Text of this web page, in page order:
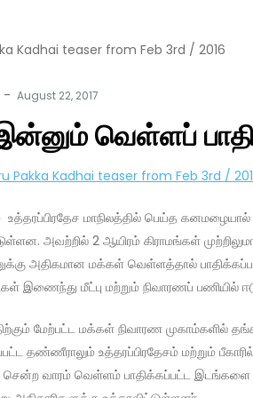
இன்னும் வெள்ளப்
மாநிலத்தில் பெய்த
அவற்றில் 2 ஆயிரம் கிராமங்கள்
அதிகமான மக்கள் வெள்ளத்தால்
இணைந்து மீட்பு மற்றும் நிவாரணப் பணியில்
மேற்பட்ட மக்கள் நிவாரண முகாம்களில்
தண்ணீராலும் உத்தரப்பிரதேசம் மற்றும்
வாரம் வெள்ளம் பாதிக்கப்பட்ட இடங்களை